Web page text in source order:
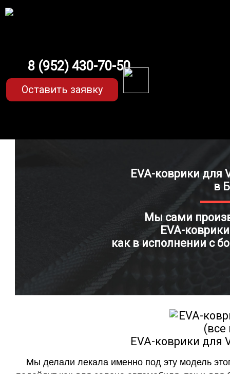
8 (952) 430-70-50
Оставить заявку
EVA-коврики для
в
Мы сами
EVA-
как в исполнении с
EVA-коврики для
Мы делали лекала именно под эту модель